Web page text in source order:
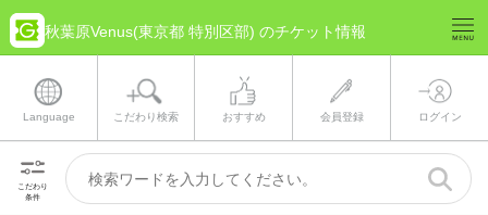
秋葉原Venus(東京都 特別区部) のチケット情報
Language こだわり検索 おすすめ 会員登録 ログイン
こだわり
条件